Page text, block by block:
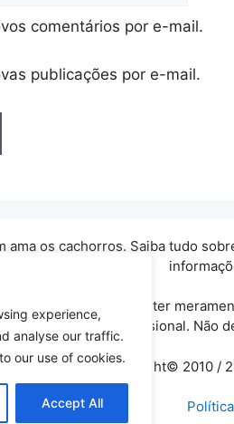
experience,
analyse our traffic.
our use of cookies.
Accept All
comentários por e-mail.
publicações por e-mail.
ama os cachorros. Saiba tudo
site possuem caráter
profissional. Não
Copyright© 2010 /